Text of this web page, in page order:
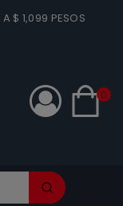
$ 1,099 PESOS
0